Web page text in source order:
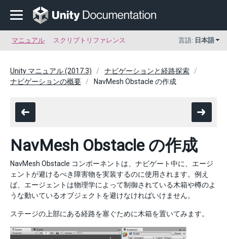
マニュアル スクリプトリファレンス 言語: 日本語
Unity マニュアル (2017.3)
ナビゲーションと経路探索
ナビゲーションの概要
NavMesh Obstacle の作成
NavMesh Obstacle の作成
NavMesh Obstacle コンポーネントは、ナビゲート中に、エージ
ェントが避けるべき障害物を実装するのに使用されます。例え
ば、エージェントは物理学によって制御されている木箱や樽のよ
うな動いているオブジェクトを避けなければいけません。
ステージの上部にある経路を塞ぐために木箱を置いてみます。